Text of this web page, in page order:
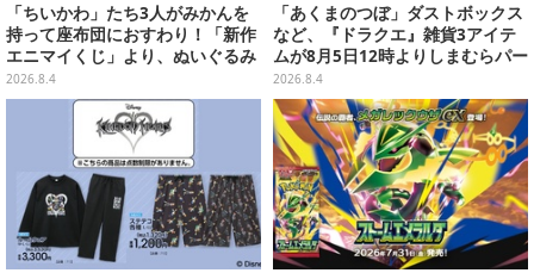
「ちいかわ」たち3人がみかんを
持って座布団におすわり！「新作
エニマイくじ」より、ぬいぐるみ
画像が初公開
2026.8.4
「あくまのつぼ」ダストボックス
など、『ドラクエ』雑貨3アイテ
ムが8月5日12時よりしまむらパー
ク（オンラインストア）にて販
売！
2026.8.4